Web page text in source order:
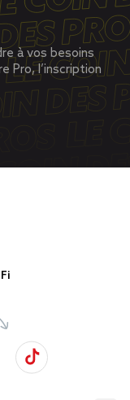
à vos besoins
Pro, l’inscription